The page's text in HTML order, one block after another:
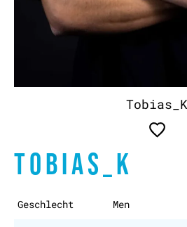
Tobias_K
TOBIAS_K
Geschlecht Men